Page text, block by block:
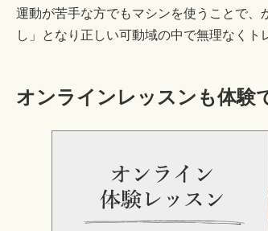
運動が苦手な方でもマシンを使うことで、
し」となり正しい可動域の中で無理なくト
オンラインレッスンも体験